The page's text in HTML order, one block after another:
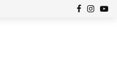
Facebook